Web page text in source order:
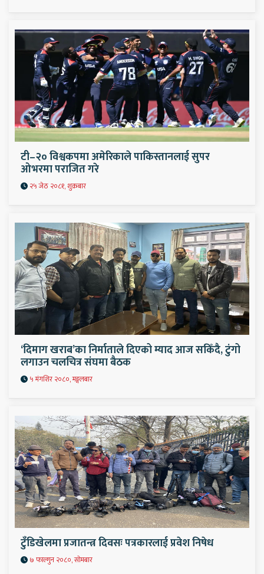
टी–२० विश्वकपमा अमेरिकाले पाकिस्तानलाई सुपर
ओभरमा पराजित गरे
२५ जेठ २०८१, शुक्रबार
‘दिमाग खराब’का निर्माताले दिएको म्याद आज सकिँदै, टुंगो
लगाउन चलचित्र संघमा बैठक
५ मंगशिर २०८०, मङ्गलबार
टुँडिखेलमा प्रजातन्त्र दिवसः पत्रकारलाई प्रवेश निषेध
७ फाल्गुन २०८०, सोमबार